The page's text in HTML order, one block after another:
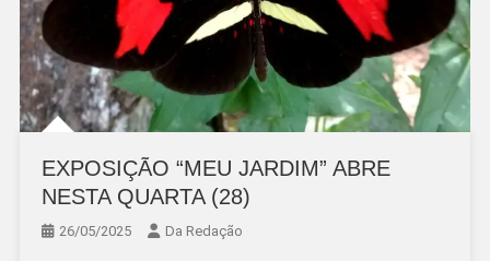
EXPOSIÇÃO “MEU JARDIM” ABRE
NESTA QUARTA (28)
26/05/2025 Da Redação